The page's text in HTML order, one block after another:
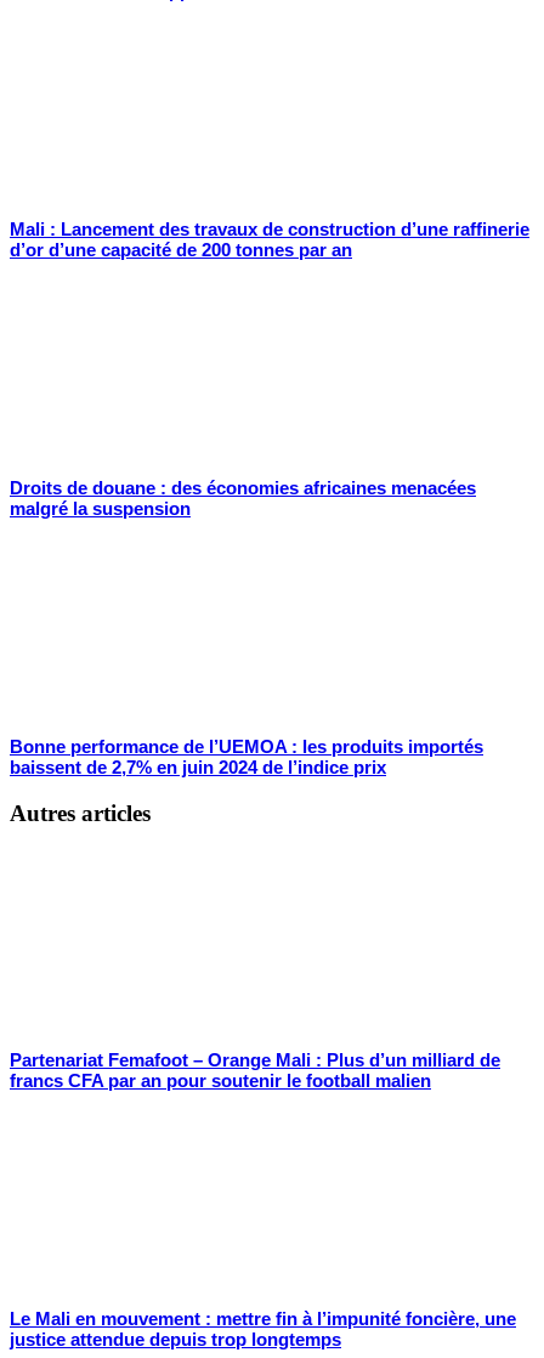
Mali : Lancement des travaux de construction d’une raffinerie
d’or d’une capacité de 200 tonnes par an
Droits de douane : des économies africaines menacées
malgré la suspension
Bonne performance de l’UEMOA : les produits importés
baissent de 2,7% en juin 2024 de l’indice prix
Autres articles
Partenariat Femafoot – Orange Mali : Plus d’un milliard de
francs CFA par an pour soutenir le football malien
Le Mali en mouvement : mettre fin à l’impunité foncière, une
justice attendue depuis trop longtemps